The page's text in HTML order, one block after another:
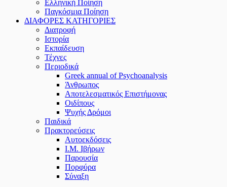
Ελληνική Ποίηση
Παγκόσμια Ποίηση
ΔΙΑΦΟΡΕΣ ΚΑΤΗΓΟΡΙΕΣ
Διατροφή
Ιστορία
Εκπαίδευση
Τέχνες
Περιοδικά
Greek annual of Psychoanalysis
Άνθρωπος
Αποτελεσματικός Επιστήμονας
Οιδίπους
Ψυχής Δρόμοι
Παιδικά
Πρακτoρεύσεις
Αυτοεκδόσεις
Ι.Μ. Ιβήρων
Παρουσία
Πορφύρα
Σύναξη